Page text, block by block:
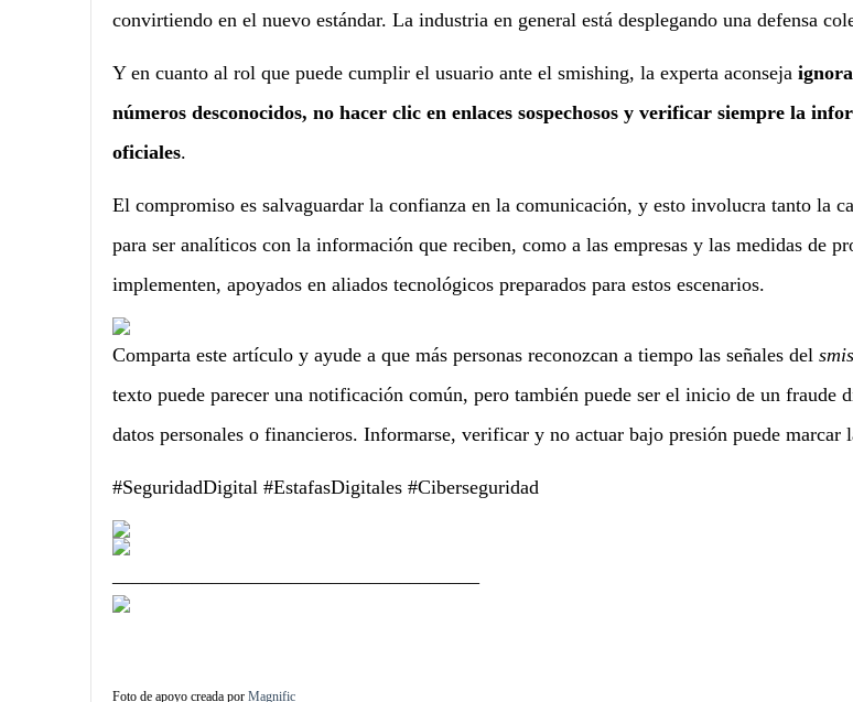
convirtiendo en el nuevo estándar. La industria en general está desplegando una defensa
Y en cuanto al rol que puede cumplir el usuario ante el smishing, la experta aconseja
números desconocidos, no hacer clic en enlaces sospechosos y verificar siempre la
oficiales.
El compromiso es salvaguardar la confianza en la comunicación, y esto involucra tanto la
para ser analíticos con la información que reciben, como a las empresas y las medidas de
implementen, apoyados en aliados tecnológicos preparados para estos escenarios.
Comparta este artículo y ayude a que más personas reconozcan a tiempo las señales del
texto puede parecer una notificación común, pero también puede ser el inicio de un fraude
datos personales o financieros. Informarse, verificar y no actuar bajo presión puede marcar
#SeguridadDigital #EstafasDigitales #Ciberseguridad
Foto de apoyo creada por Magnific